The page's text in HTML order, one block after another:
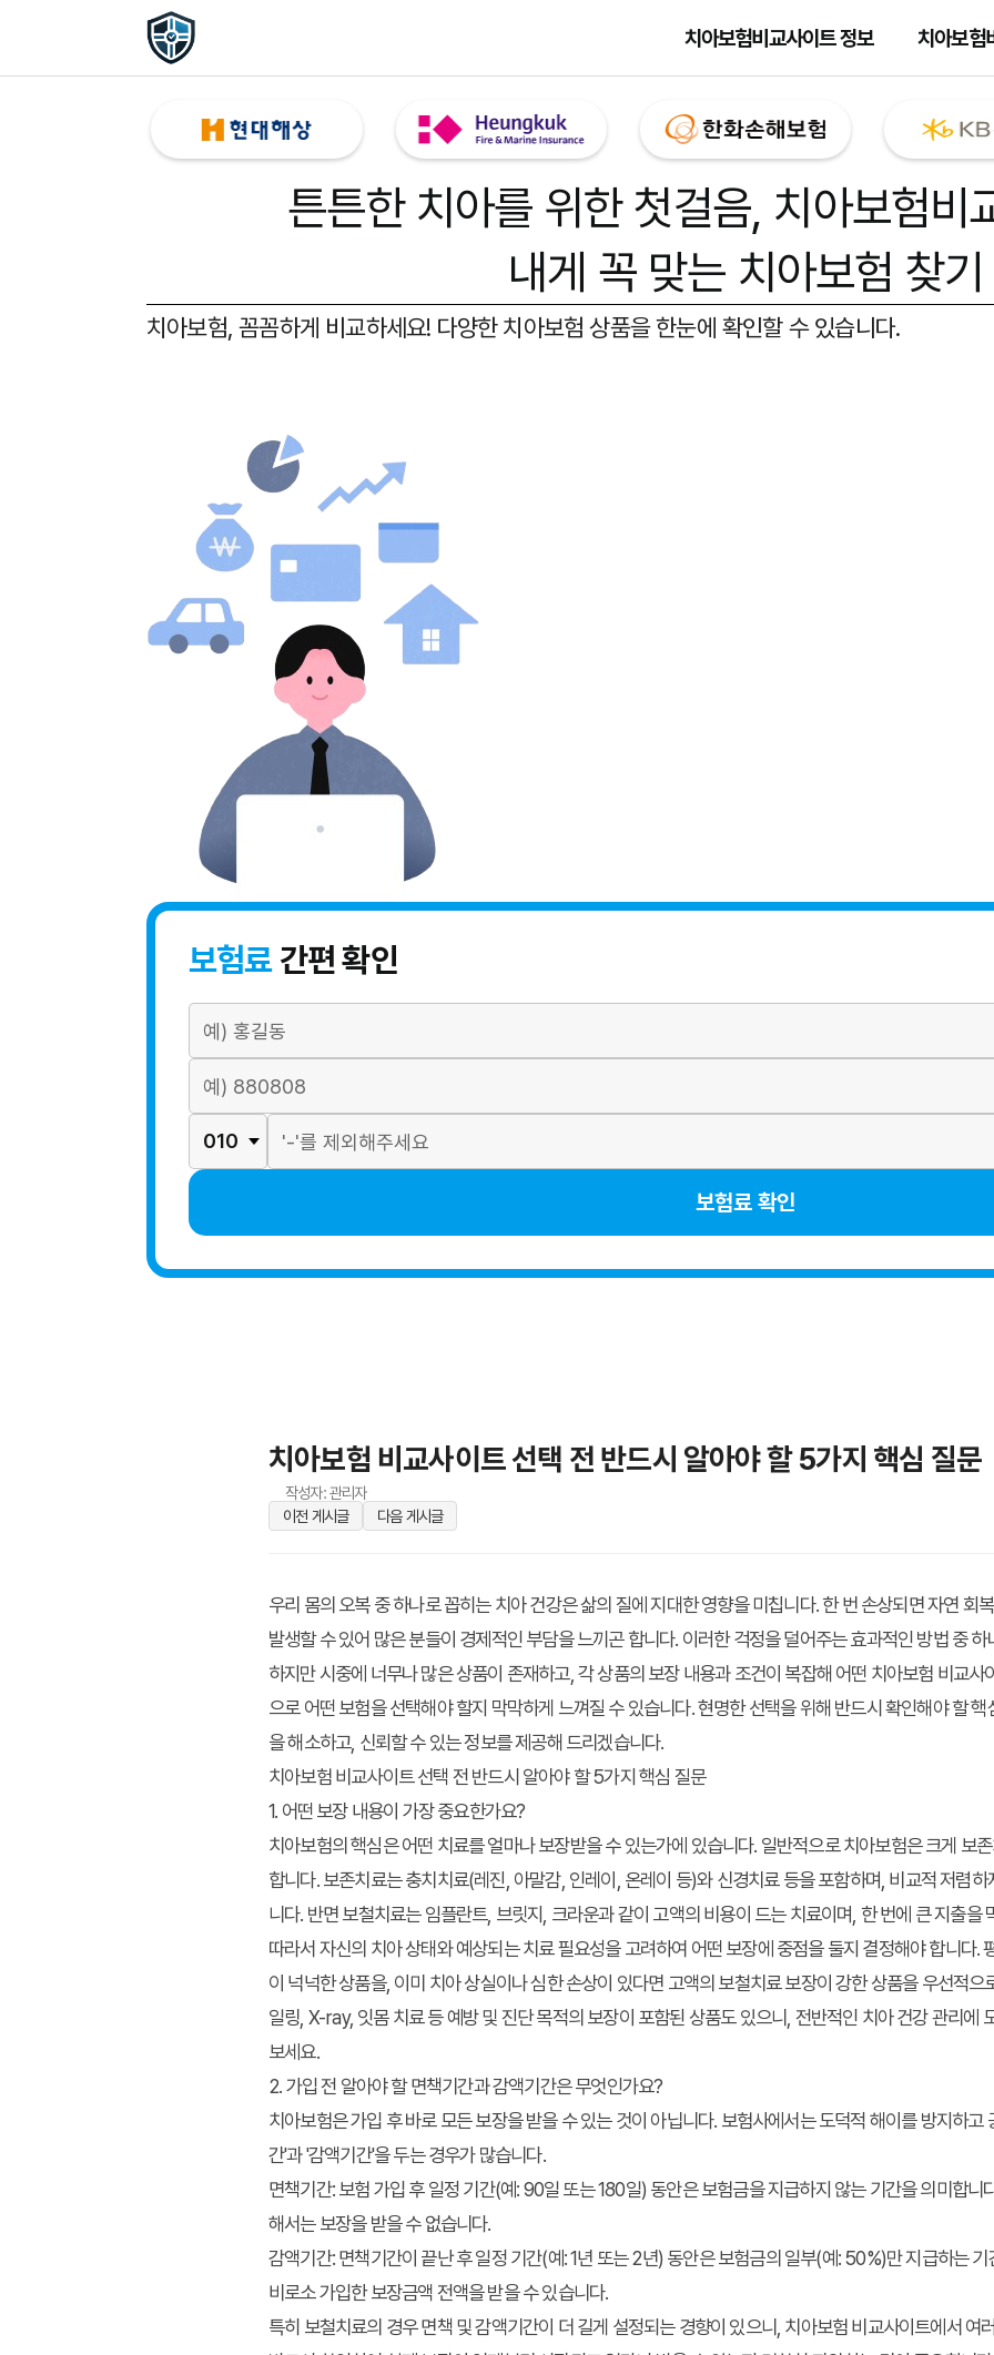
치아보험비교사이트 정보 치아보험
튼튼한 치아를 위한 첫걸음, 치아보험비
내게 꼭 맞는 치아보험 찾기
치아보험, 꼼꼼하게 비교하세요! 다양한 치아보험 상품을 한눈에 확인할 수 있습니다.
보험료간편 확인
보험료 확인
치아보험 비교사이트 선택 전 반드시 알아야 할 5가지 핵심 질문
작성자: 관리자
이전 게시글
다음 게시글
우리 몸의 오복 중 하나로 꼽히는 치아 건강은 삶의 질에 지대한 영향을 미칩니다. 한 번 손상되면 자연 회
발생할 수 있어 많은 분들이 경제적인 부담을 느끼곤 합니다. 이러한 걱정을 덜어주는 효과적인 방법 중
하지만 시중에 너무나 많은 상품이 존재하고, 각 상품의 보장 내용과 조건이 복잡해 어떤 치아보험 비교사
으로 어떤 보험을 선택해야 할지 막막하게 느껴질 수 있습니다. 현명한 선택을 위해 반드시 확인해야 할
을 해소하고, 신뢰할 수 있는 정보를 제공해 드리겠습니다.
치아보험 비교사이트 선택 전 반드시 알아야 할 5가지 핵심 질문
1. 어떤 보장 내용이 가장 중요한가요?
치아보험의 핵심은 어떤 치료를 얼마나 보장받을 수 있는가에 있습니다. 일반적으로 치아보험은 크게 보
합니다. 보존치료는 충치치료(레진, 아말감, 인레이, 온레이 등)와 신경치료 등을 포함하며, 비교적 저렴
니다. 반면 보철치료는 임플란트, 브릿지, 크라운과 같이 고액의 비용이 드는 치료이며, 한 번에 큰 지출을
따라서 자신의 치아 상태와 예상되는 치료 필요성을 고려하여 어떤 보장에 중점을 둘지 결정해야 합니다.
이 넉넉한 상품을, 이미 치아 상실이나 심한 손상이 있다면 고액의 보철치료 보장이 강한 상품을 우선적으
일링, X-ray, 잇몸 치료 등 예방 및 진단 목적의 보장이 포함된 상품도 있으니, 전반적인 치아 건강 관리에
보세요.
2. 가입 전 알아야 할 면책기간과 감액기간은 무엇인가요?
치아보험은 가입 후 바로 모든 보장을 받을 수 있는 것이 아닙니다. 보험사에서는 도덕적 해이를 방지하고
간'과 '감액기간'을 두는 경우가 많습니다.
면책기간: 보험 가입 후 일정 기간(예: 90일 또는 180일) 동안은 보험금을 지급하지 않는 기간을 의미합니
해서는 보장을 받을 수 없습니다.
감액기간: 면책기간이 끝난 후 일정 기간(예: 1년 또는 2년) 동안은 보험금의 일부(예: 50%)만 지급하는
비로소 가입한 보장금액 전액을 받을 수 있습니다.
특히 보철치료의 경우 면책 및 감액기간이 더 길게 설정되는 경향이 있으니, 치아보험 비교사이트에서 여